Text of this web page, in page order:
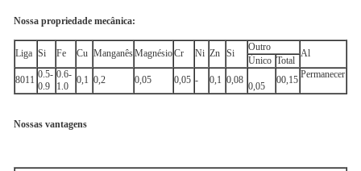
Nossa propriedade mecânica:
Liga Si Fe Cu ManganêsMagnésioCr Ni Zn Si
Outro
Al
Único Total
8011 0.5-
0.9
0.6-
1.0
0,1 0,2 0,05 0,05 - 0,1 0,08
0,05
00,15 Permanecer
Nossas vantagens